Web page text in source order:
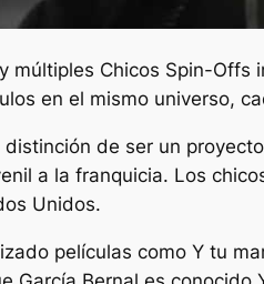
múltiples Chicos Spin-Offs
en el mismo universo,
distinción de ser un
a la franquicia. Los
Unidos.
películas como Y tu